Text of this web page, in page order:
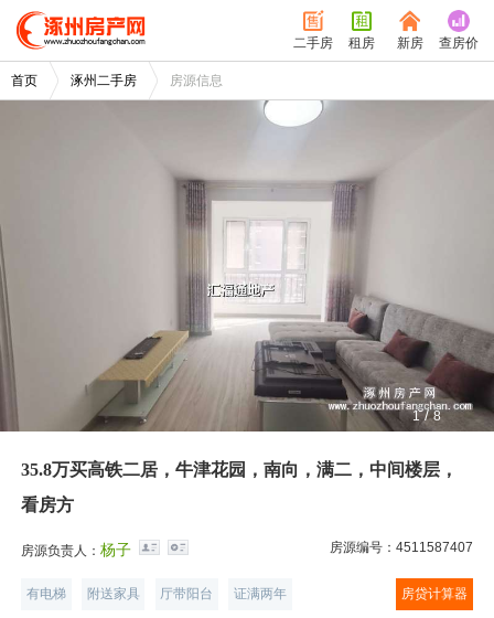
二手房 租房 新房 查房价
首页 涿州二手房 房源信息
1/8
35.8万买高铁二居，牛津花园，南向，满二，中间楼层，
看房方
房源负责人：杨子 房源编号：4511587407
有电梯 附送家具 厅带阳台 证满两年 房贷计算器